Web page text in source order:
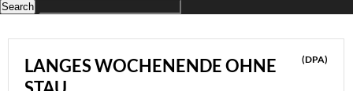
LANGES WOCHENENDE OHNE
(DPA)